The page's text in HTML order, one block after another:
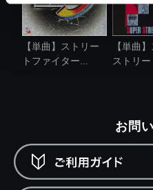
【単曲】ストリー
トファイター...
【単曲
ストリー
お問